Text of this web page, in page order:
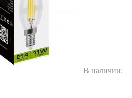
В наличии: